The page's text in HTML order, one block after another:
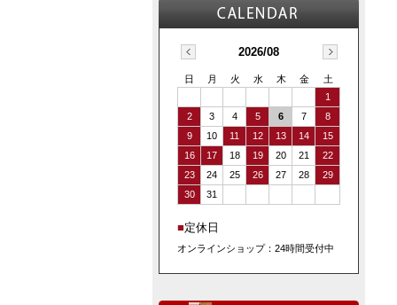
2026/08
日 月 火 水 木 金
土
1
2
3 4 5 6 7
8
9
10 11 12 13 14
15
16
17 18 19 20 21
22
23
24 25 26 27 28
29
30
31
■定休日
オンラインショップ：24時間受付中